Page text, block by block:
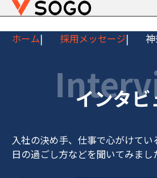
ホーム 採用メッセージ
インタビ
入社の決め手、仕事で心がけてい
日の過ごし方などを聞いてみまし